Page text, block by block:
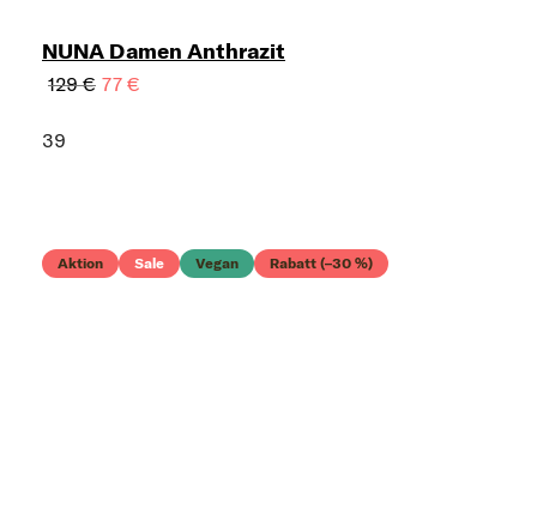
NUNA Damen Anthrazit
129 € 77 €
39
Aktion Sale Vegan Rabatt (–30 %)